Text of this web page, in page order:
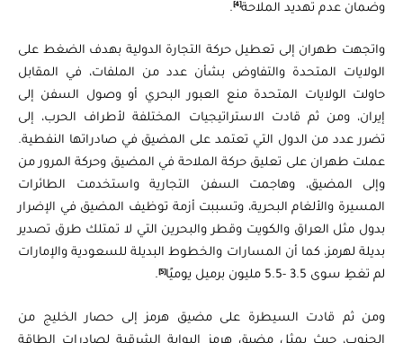
وضمان عدم تهديد الملاحة[4]
.
واتجهت طهران إلى تعطيل حركة التجارة الدولية بهدف الضغط على
الولايات المتحدة والتفاوض بشأن عدد من الملفات، في المقابل
حاولت الولايات المتحدة منع العبور البحري أو وصول السفن إلى
إيران، ومن ثم قادت الاستراتيجيات المختلفة لأطراف الحرب، إلى
تضرر عدد من الدول التي تعتمد على المضيق في صادراتها النفطية.
عملت طهران على تعليق حركة الملاحة في المضيق وحركة المرور من
وإلى المضيق، وهاجمت السفن التجارية واستخدمت الطائرات
المسيرة والألغام البحرية، وتسببت أزمة توظيف المضيق في الإضرار
بدول مثل العراق والكويت وقطر والبحرين التي لا تمتلك طرق تصدير
بديلة لهرمز، كما أن المسارات والخطوط البديلة للسعودية والإمارات
لم تغطِ سوى 3.5 -5.5 مليون برميل يوميًا
.
ومن ثم قادت السيطرة على مضيق هرمز إلى حصار الخليج من